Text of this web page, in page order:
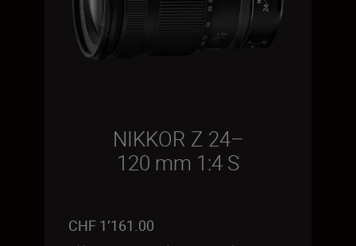
NIKKOR Z 24–
120 mm 1:4 S
CHF 1’161.00